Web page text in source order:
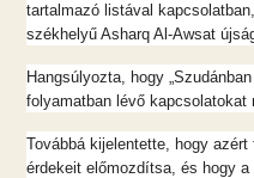
k p
tartalmazó listával
székhelyű Asharq Al-Awsat
Hangsúlyozta, hogy
folyamatban lévő kapcsolatokat
Továbbá kijelentette, hogy
érdekeit előmozdítsa, és hogy